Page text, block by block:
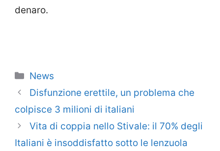
denaro.
Categorie
News
Disfunzione erettile, un problema che
colpisce 3 milioni di italiani
Vita di coppia nello Stivale: il 70% degli
Italiani è insoddisfatto sotto le lenzuola